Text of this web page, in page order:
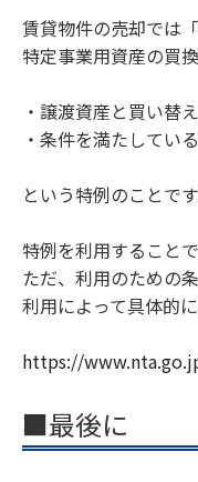
賃貸物件の売却では
特定事業用資産の買
・譲渡資産と買い替
・条件を満たしてい
という特例のことです
特例を利用すること
ただ、利用のための
利用によって具体的
https://
■最後に